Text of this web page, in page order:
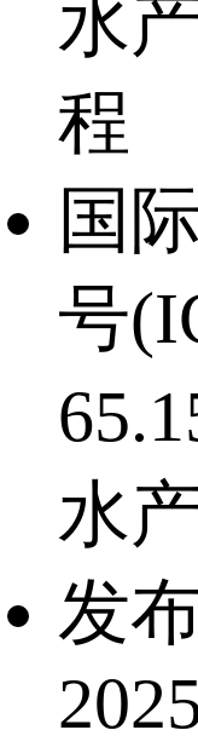
水
程
国
号
水
发